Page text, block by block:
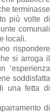
terminasse
più volte di
comunali
locali.
rispondere
si arroga il
‘esperienza
soddisfatta
una fetta di
di